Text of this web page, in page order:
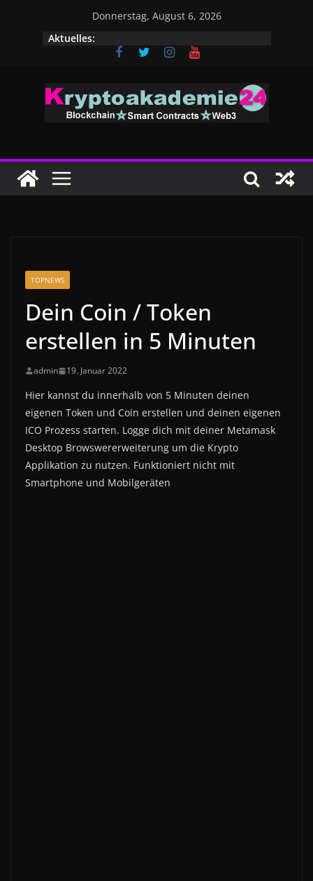
Donnerstag, August 6, 2026
Aktuelles:
TOPNEWS
Dein Coin / Token
erstellen in 5 Minuten
admin 19. Januar 2022
Hier kannst du innerhalb von 5 Minuten deinen
eigenen Token und Coin erstellen und deinen eigenen
ICO Prozess starten. Logge dich mit deiner Metamask
Desktop Browswererweiterung um die Krypto
Applikation zu nutzen. Funktioniert nicht mit
Smartphone und Mobilgeräten